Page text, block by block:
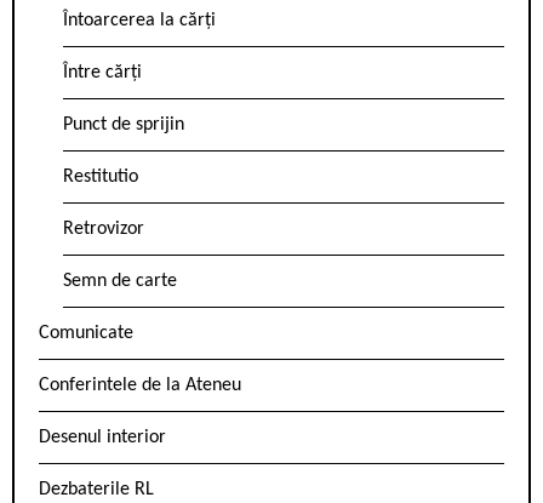
Întoarcerea la cărți
Între cărți
Punct de sprijin
Restitutio
Retrovizor
Semn de carte
Comunicate
Conferintele de la Ateneu
Desenul interior
Dezbaterile RL